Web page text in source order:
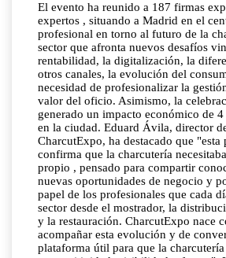
El evento ha reunido a 187 firmas
expertos , situando a Madrid en el
profesional en torno al futuro de la
sector que afronta nuevos desafíos
rentabilidad, la digitalización, la
otros canales, la evolución del
necesidad de profesionalizar la
valor del oficio. Asimismo, la
generado un impacto económico de
en la ciudad. Eduard Ávila, director
CharcutExpo, ha destacado que "esta
confirma que la charcutería
propio , pensado para compartir
nuevas oportunidades de negocio y
papel de los profesionales que cada
sector desde el mostrador, la
y la restauración. CharcutExpo nace
acompañar esta evolución y de
plataforma útil para que la charcutería